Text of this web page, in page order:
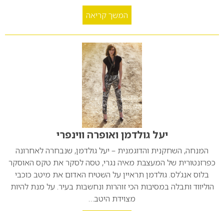
המשך קריאה
יעל גולדמן ואופרה ווינפרי
המנחה, השחקנית והדוגמנית – יעל גולדמן, שנבחרה לאחרונה
כפרזנטורית של המעצבת מאיה נגרי, טסה לסקר את טקס האוסקר
בלוס אנג’לס. גולדמן תראיין על השטיח האדום את מיטב כוכבי
הוליווד ותבלה במסיבות הכי זוהרות ונחשבות בעיר. על מנת להיות
מצוידת היטב…